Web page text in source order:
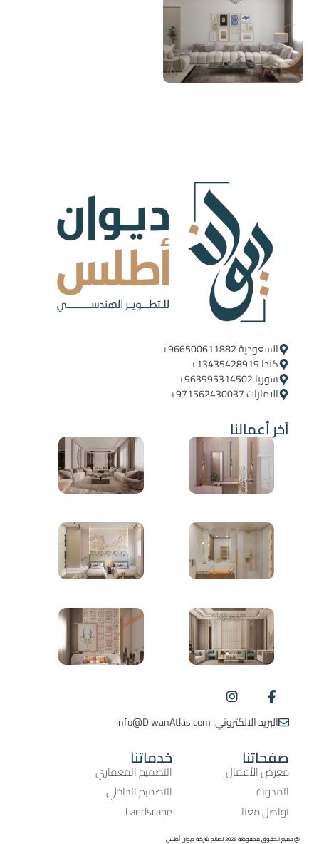
السعودية ‪+966500611882‬ ‪ ‪
كندا ‪+13435428919
سوريا ‪+963995314502
الامارات ‪+971562430037
صفحاتنا
معرض الأعمال
المدونة
تواصل معنا
خدماتنا
التصميم المعماري
التصميم الداخلي
Landscape
آخر أعمالنا
البريد الالكتروني: info@DiwanAtlas.com
@ جميع الحقوق محفوظة 2026 لصالح شركة ديوان أطلس